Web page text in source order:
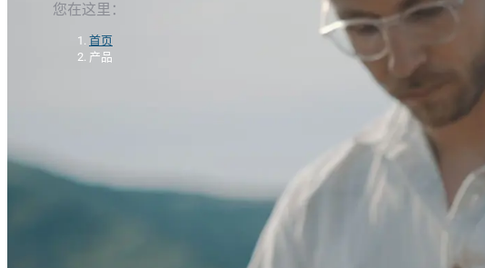
您在这里：
首页
产品